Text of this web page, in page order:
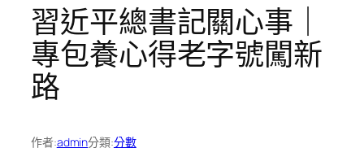
習近平總書記關心事｜
專包養心得老字號闖新
路
作者:admin分類:分數